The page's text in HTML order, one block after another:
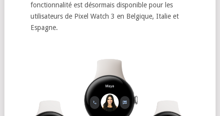
fonctionnalité est désormais disponible pour les
utilisateurs de Pixel Watch 3 en Belgique, Italie et
Espagne.